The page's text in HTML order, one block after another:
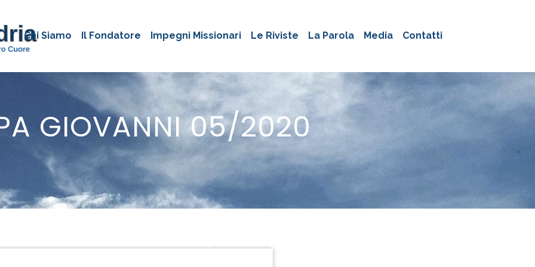
Chi Siamo Il Fondatore Impegni Missionari Le Riviste La Parola Media Contatti
GIOVANNI 05/2020